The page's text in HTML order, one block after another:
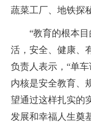
蔬菜工厂、地铁探
“教育的根本目
活，安全、健康、
负责人表示，“单
内核是安全教育、
望通过这样扎实的
发展和幸福人生奠